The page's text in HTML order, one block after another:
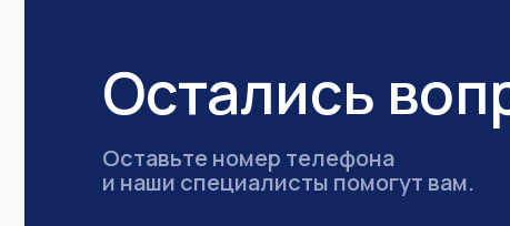
Остались
Оставьте номер телефона
и наши специалисты помогут вам.